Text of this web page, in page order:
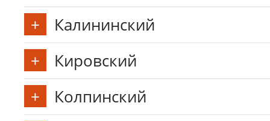
Калининский
Кировский
Колпинский